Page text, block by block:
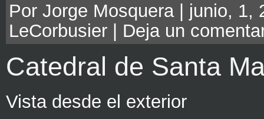
Por Jorge Mosquera | junio,
LeCorbusier
Deja un
Catedral de Santa
Vista desde el exterior